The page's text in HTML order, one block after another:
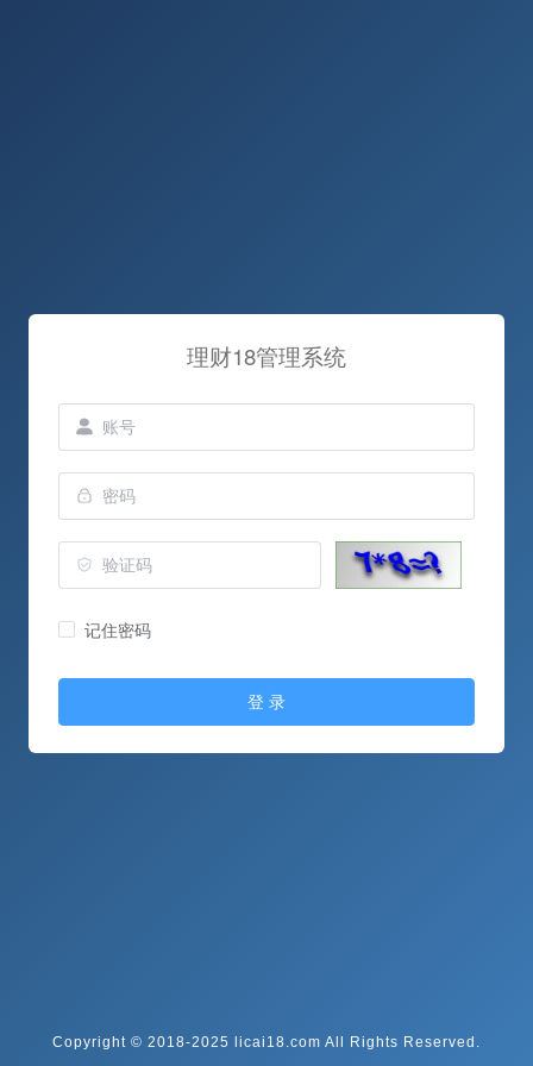
理财18管理系统
记住密码
登 录
Copyright © 2018-2025 licai18.com All Rights Reserved.